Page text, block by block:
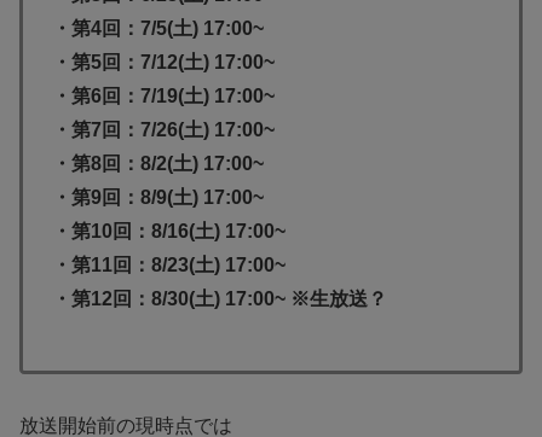
・第4回：7/5(土) 17:00~
・第5回：7/12(土) 17:00~
・第6回：7/19(土) 17:00~
・第7回：7/26(土) 17:00~
・第8回：8/2(土) 17:00~
・第9回：8/9(土) 17:00~
・第10回：8/16(土) 17:00~
・第11回：8/23(土) 17:00~
・第12回：8/30(土) 17:00~ ※生放送？
放送開始前の現時点では